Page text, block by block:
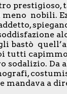
prestigioso,
meno nobili.
bastò
tutti
Da
mandava a